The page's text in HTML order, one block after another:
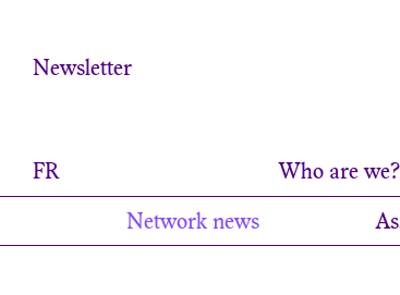
Newsletter
FR Who are we?
Network news